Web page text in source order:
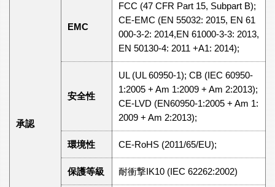
承認
EMC
FCC (47 CFR Part 15, Subpart B);
CE-EMC (EN 55032: 2015, EN 61
000-3-2: 2014,EN 61000-3-3: 2013,
EN 50130-4: 2011 +A1: 2014);
安全性
UL (UL 60950-1); CB (IEC 60950-
1:2005 + Am 1:2009 + Am 2:2013);
CE-LVD (EN60950-1:2005 + Am 1:
2009 + Am 2:2013);
環境性 CE-RoHS (2011/65/EU);
保護等級 耐衝撃IK10 (IEC 62262:2002)